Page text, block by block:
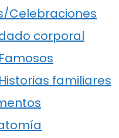
Celebraciones
corporal
familiares